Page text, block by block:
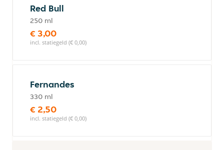
Red Bull
250 ml
€ 3,00
incl. statiegeld (€ 0,00)
Fernandes
330 ml
€ 2,50
incl. statiegeld (€ 0,00)